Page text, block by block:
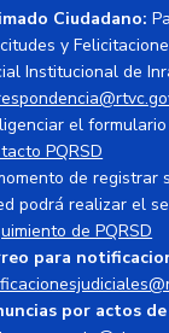
Ciudadano:
y
Institucional de
el
PQRSD
de registrar
podrá realizar el
de PQRSD
para
por actos